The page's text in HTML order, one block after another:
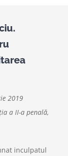
2019
a II-a penală,
inculpatul